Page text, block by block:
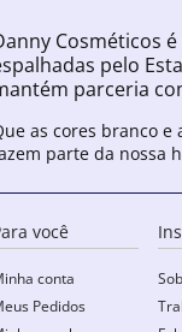
Cosméticos
pelo
parceria
as cores branco
parte da nossa
você
conta
Pedidos